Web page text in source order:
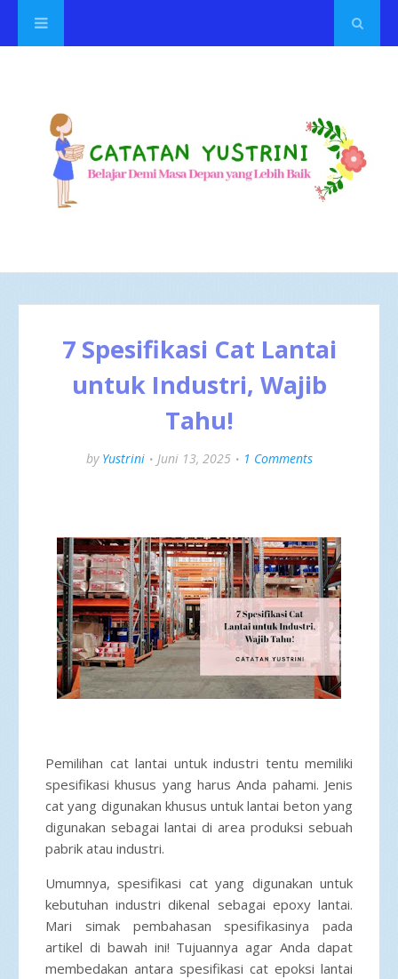
7 Spesifikasi Cat Lantai
untuk Industri, Wajib
Tahu!
by Yustrini Juni 13, 2025 1 Comments
Pemilihan cat lantai untuk industri tentu memiliki
spesifikasi khusus yang harus Anda pahami. Jenis
cat yang digunakan khusus untuk lantai beton yang
digunakan sebagai lantai di area produksi sebuah
pabrik atau industri.
Umumnya, spesifikasi cat yang digunakan untuk
kebutuhan industri dikenal sebagai epoxy lantai.
Mari simak pembahasan spesifikasinya pada
artikel di bawah ini! Tujuannya agar Anda dapat
membedakan antara spesifikasi cat epoksi lantai